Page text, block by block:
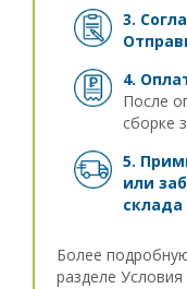
3.
4.
После
сборке
5.
или
Более
разделе Условия